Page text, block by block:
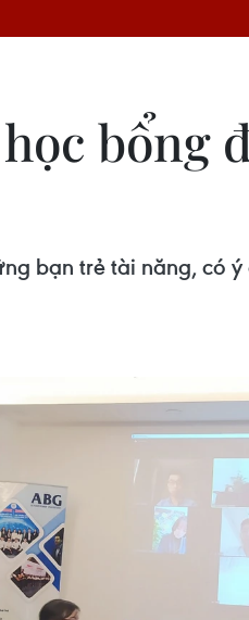
bổng
bạn trẻ tài năng, có